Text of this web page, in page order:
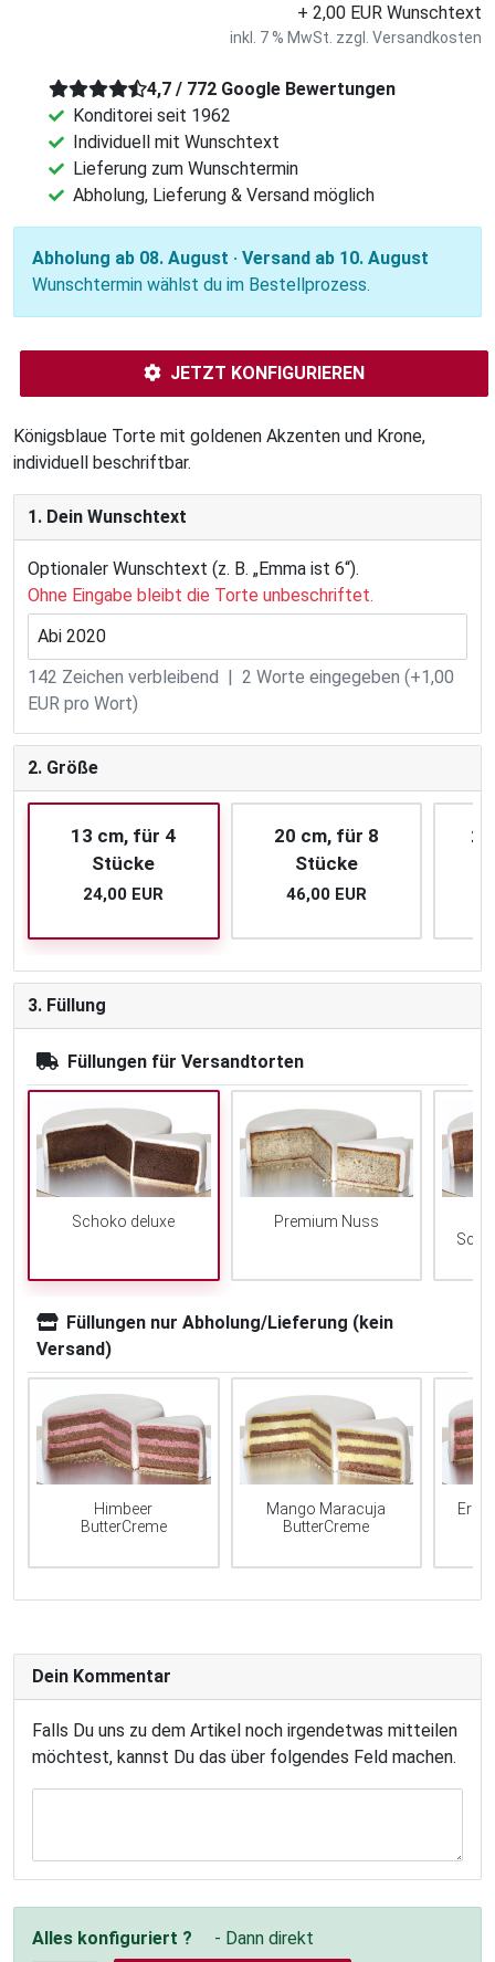
+ 2,00 EUR Wunschtext
inkl. 7 % MwSt. zzgl. Versandkosten
4,7 / 772 Google Bewertungen
Konditorei seit 1962
Individuell mit Wunschtext
Lieferung zum Wunschtermin
Abholung, Lieferung & Versand möglich
Abholung ab 08. August · Versand ab 10. August
Wunschtermin wählst du im Bestellprozess.
JETZT KONFIGURIEREN
Königsblaue Torte mit goldenen Akzenten und Krone,
individuell beschriftbar.
1. Dein Wunschtext
Optionaler Wunschtext (z. B. „Emma ist 6“).
Ohne Eingabe bleibt die Torte unbeschriftet.
142 Zeichen verbleibend | 2 Worte eingegeben (+1,00
EUR pro Wort)
2. Größe
13 cm, für 4
Stücke
24,00 EUR
20 cm, für 8
Stücke
46,00 EUR
3. Füllung
Füllungen für Versandtorten
Schoko deluxe
Premium Nuss
Füllungen nur Abholung/Lieferung (kein
Versand)
Himbeer
ButterCreme
Mango Maracuja
ButterCreme
Dein Kommentar
Falls Du uns zu dem Artikel noch irgendetwas mitteilen
möchtest, kannst Du das über folgendes Feld machen.
Alles konfiguriert ? - Dann direkt